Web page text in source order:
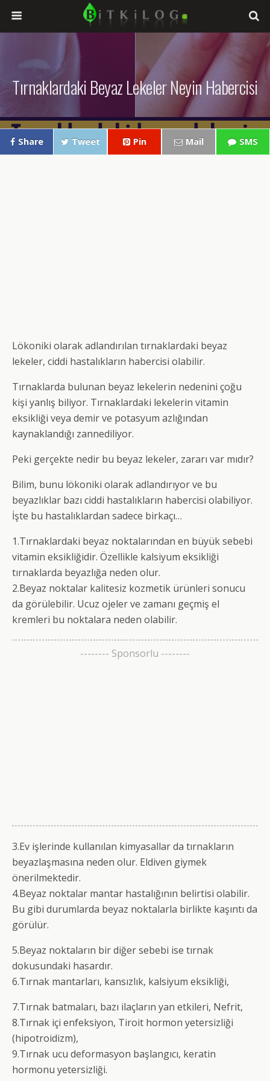
Tırnaklardaki Beyaz Lekeler Neyin Habercisi
Share Tweet Pin Mail SMS
Lökoniki olarak adlandırılan tırnaklardaki beyaz
lekeler, ciddi hastalıkların habercisi olabilir.
Tırnaklarda bulunan beyaz lekelerin nedenini çoğu
kişi yanlış biliyor. Tırnaklardaki lekelerin vitamin
eksikliği veya demir ve potasyum azlığından
kaynaklandığı zannediliyor.
Peki gerçekte nedir bu beyaz lekeler, zararı var mıdır?
Bilim, bunu lökoniki olarak adlandırıyor ve bu
beyazlıklar bazı ciddi hastalıkların habercisi olabiliyor.
İşte bu hastalıklardan sadece birkaçı…
1.Tırnaklardaki beyaz noktalarından en büyük sebebi
vitamin eksikliğidir. Özellikle kalsiyum eksikliği
tırnaklarda beyazlığa neden olur.
2.Beyaz noktalar kalitesiz kozmetik ürünleri sonucu
da görülebilir. Ucuz ojeler ve zamanı geçmiş el
kremleri bu noktalara neden olabilir.
-------- Sponsorlu --------
3.Ev işlerinde kullanılan kimyasallar da tırnakların
beyazlaşmasına neden olur. Eldiven giymek
önerilmektedir.
4.Beyaz noktalar mantar hastalığının belirtisi olabilir.
Bu gibi durumlarda beyaz noktalarla birlikte kaşıntı da
görülür.
5.Beyaz noktaların bir diğer sebebi ise tırnak
dokusundaki hasardır.
6.Tırnak mantarları, kansızlık, kalsiyum eksikliği,
7.Tırnak batmaları, bazı ilaçların yan etkileri, Nefrit,
8.Tırnak içi enfeksiyon, Tiroit hormon yetersizliği
(hipotroidizm),
9.Tırnak ucu deformasyon başlangıcı, keratin
hormonu yetersizliği.